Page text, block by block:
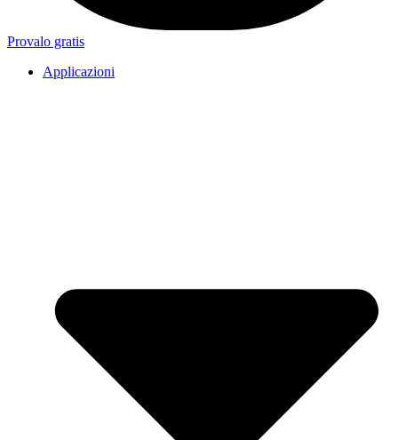
Provalo gratis
Applicazioni